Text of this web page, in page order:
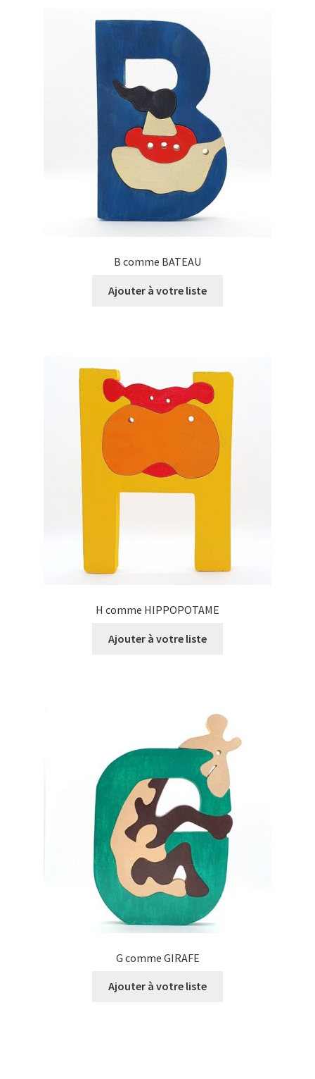
B comme BATEAU
Ajouter à votre liste
H comme HIPPOPOTAME
Ajouter à votre liste
G comme GIRAFE
Ajouter à votre liste